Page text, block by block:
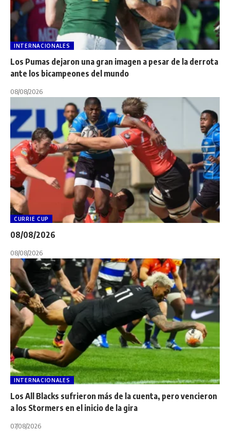
INTERNACIONALES
Los Pumas dejaron una gran imagen a pesar de la derrota
ante los bicampeones del mundo
08/08/2026
CURRIE CUP
08/08/2026
08/08/2026
INTERNACIONALES
Los All Blacks sufrieron más de la cuenta, pero vencieron
a los Stormers en el inicio de la gira
07/08/2026